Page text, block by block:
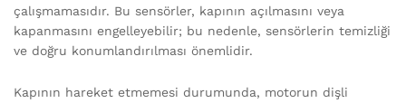
çalışmamasıdır. Bu sensörler, kapının açılmasını veya
kapanmasını engelleyebilir; bu nedenle, sensörlerin temizliği
ve doğru konumlandırılması önemlidir.
Kapının hareket etmemesi durumunda, motorun dişli